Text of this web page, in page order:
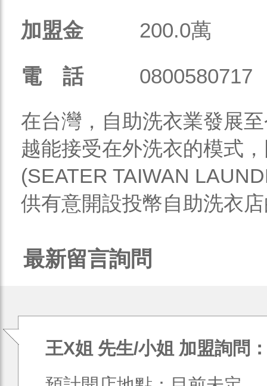
加盟金
200.0萬
電 話
0800580717
在台灣，自助洗衣業發展
越能接受在外洗衣的模式
(SEATER TAIWAN
供有意開設投幣自助洗衣
最新留言詢問
王X姐 先生/小姐 加盟詢問